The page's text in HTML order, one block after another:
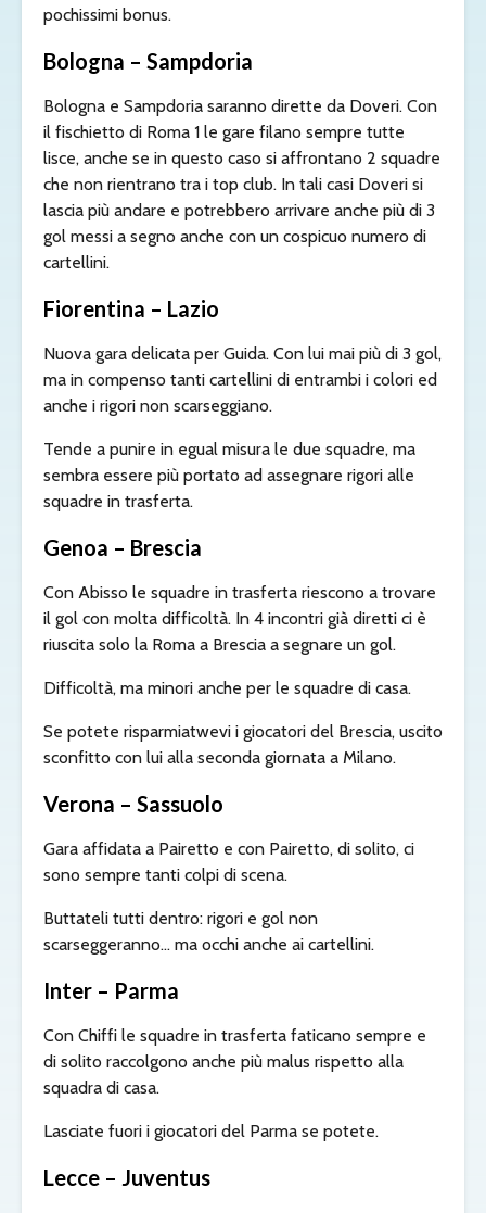
pochissimi bonus.
Bologna – Sampdoria
Bologna e Sampdoria saranno dirette da Doveri. Con
il fischietto di Roma 1 le gare filano sempre tutte
lisce, anche se in questo caso si affrontano 2 squadre
che non rientrano tra i top club. In tali casi Doveri si
lascia più andare e potrebbero arrivare anche più di 3
gol messi a segno anche con un cospicuo numero di
cartellini.
Fiorentina – Lazio
Nuova gara delicata per Guida. Con lui mai più di 3 gol,
ma in compenso tanti cartellini di entrambi i colori ed
anche i rigori non scarseggiano.
Tende a punire in egual misura le due squadre, ma
sembra essere più portato ad assegnare rigori alle
squadre in trasferta.
Genoa – Brescia
Con Abisso le squadre in trasferta riescono a trovare
il gol con molta difficoltà. In 4 incontri già diretti ci è
riuscita solo la Roma a Brescia a segnare un gol.
Difficoltà, ma minori anche per le squadre di casa.
Se potete risparmiatwevi i giocatori del Brescia, uscito
sconfitto con lui alla seconda giornata a Milano.
Verona – Sassuolo
Gara affidata a Pairetto e con Pairetto, di solito, ci
sono sempre tanti colpi di scena.
Buttateli tutti dentro: rigori e gol non
scarseggeranno… ma occhi anche ai cartellini.
Inter – Parma
Con Chiffi le squadre in trasferta faticano sempre e
di solito raccolgono anche più malus rispetto alla
squadra di casa.
Lasciate fuori i giocatori del Parma se potete.
Lecce – Juventus